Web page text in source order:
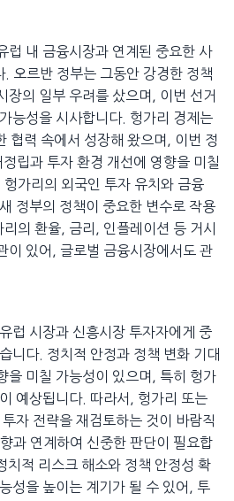
럽 내 금융시장과 연계된 중요한 사
오르반 정부는 그동안 강경한 정책
장의 일부 우려를 샀으며, 이번 선거
능성을 시사합니다. 헝가리 경제는
협력 속에서 성장해 왔으며, 이번 정
립과 투자 환경 개선에 영향을 미칠
가리의 외국인 투자 유치와 금융
정부의 정책이 중요한 변수로 작용
의 환율, 금리, 인플레이션 등 거시
이 있어, 글로벌 금융시장에서도 관
럽 시장과 신흥시장 투자자에게 중
니다. 정치적 안정과 정책 변화 기대
을 미칠 가능성이 있으며, 특히 헝가
예상됩니다. 따라서, 헝가리 또는
자 전략을 재검토하는 것이 바람직
과 연계하여 신중한 판단이 필요합
치적 리스크 해소와 정책 안정성 확
성을 높이는 계기가 될 수 있어, 투